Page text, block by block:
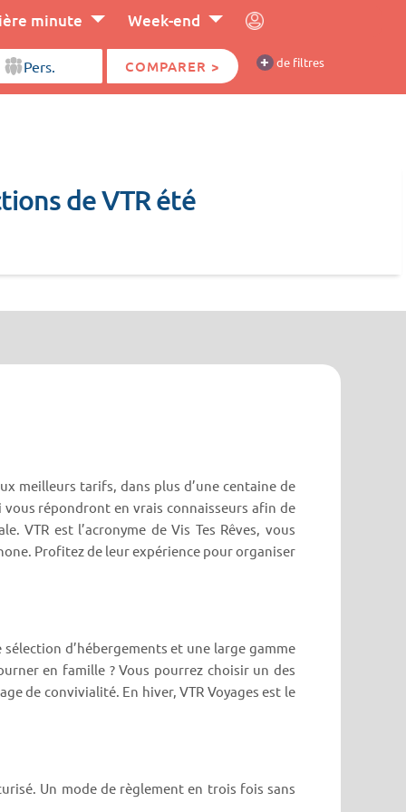
minute Week-end
COMPARER > + de filtres
de VTR été
meilleurs tarifs, dans plus d’une centaine de
vous répondront en vrais connaisseurs afin de
est l’acronyme de Vis Tes Rêves, vous
Profitez de leur expérience pour organiser
d’hébergements et une large gamme
en famille ? Vous pourrez choisir un des
de convivialité. En hiver, VTR Voyages est le
Un mode de règlement en trois fois sans